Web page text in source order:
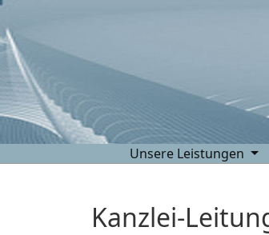
Unsere Leistungen
Kanzlei-